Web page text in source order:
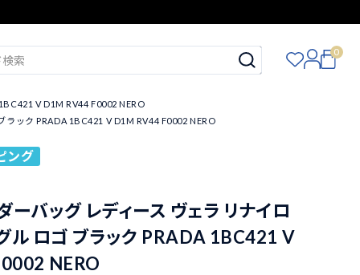
0
V D1M RV44 F0002 NERO
ック PRADA 1BC421 V D1M RV44 F0002 NERO
ング
ーバッグ レディース ヴェラ リナイロ
ル ロゴ ブラック PRADA 1BC421 V
NERO